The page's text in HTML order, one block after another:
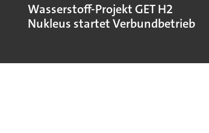
Wasserstoff-Projekt GET H2
Nukleus startet Verbundbetrieb